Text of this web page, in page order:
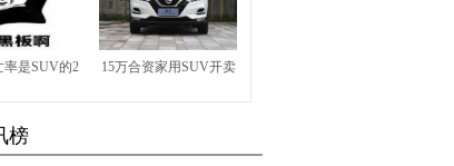
率是SUV的2
事？
15万合资家用SUV开卖
榜